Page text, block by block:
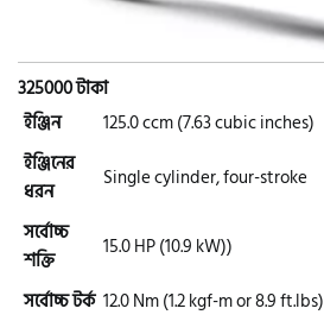
জারা (Zaara)
এস ওয়াই এম (SYM)
325000 টাকা
ইঞ্জিন
125.0 ccm (7.63 cubic inches)
ইঞ্জিনের
ধরন
Single cylinder, four-stroke
সর্বোচ্চ
শক্তি
15.0 HP (10.9 kW))
সর্বোচ্চ টর্ক 12.0 Nm (1.2 kgf-m or 8.9 ft.lbs)